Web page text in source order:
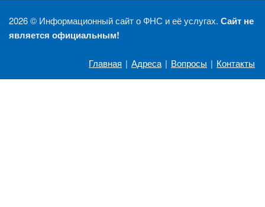
2026 © Информационный сайт о ФНС и её услугах. Сайт не
является официальным!
Главная | Адреса | Вопросы | Контакты